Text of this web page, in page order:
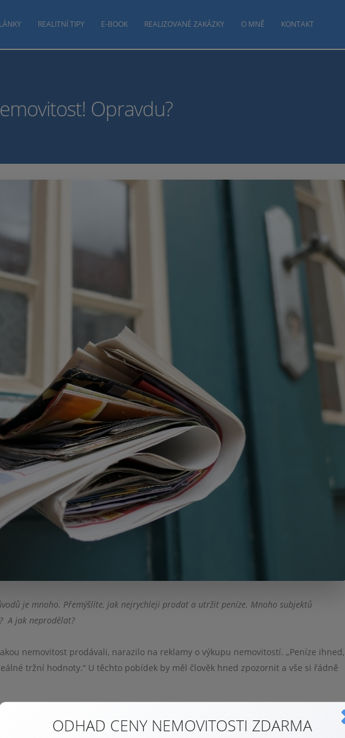
REALITNÍ TIPY E-BOOK REALIZOVANÉ ZAKÁZKY O MNĚ KONTAKT
Opravdu?
je mnoho. Přemýšlíte, jak nejrychleji prodat a utržit peníze. Mnoho subjektů
A jak neprodělat?
nemovitost prodávali, narazilo na reklamy o výkupu nemovitostí. „Peníze ihned,
tržní hodnoty.“ U těchto pobídek by měl člověk hned zpozornit a vše si řádně
později prodá, protože z 99% budete jednat pouze s obchodníkem s nemovitostmi.
reálně prodali, kdyby se jednalo o pozvolnější obchod. Musí na tom mít zisk,
ODHAD CENY NEMOVITOSTI ZDARMA